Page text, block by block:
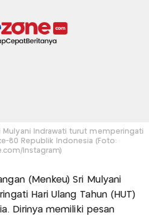
Mulyani Indrawati turut memperingati
ke-80 Republik Indonesia (Foto:
Instagram)
(Menkeu) Sri Mulyani
Hari Ulang Tahun (HUT)
Dirinya memiliki pesan